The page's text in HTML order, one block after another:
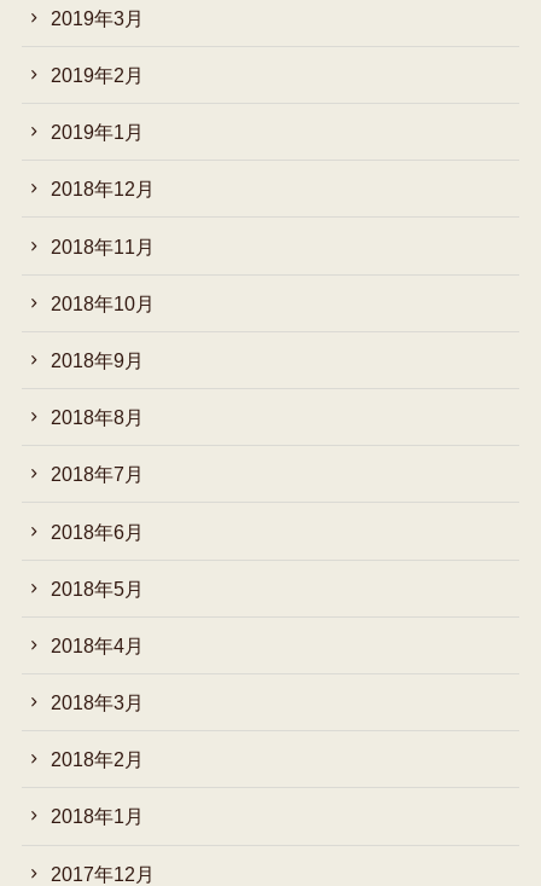
2019年3月
2019年2月
2019年1月
2018年12月
2018年11月
2018年10月
2018年9月
2018年8月
2018年7月
2018年6月
2018年5月
2018年4月
2018年3月
2018年2月
2018年1月
2017年12月